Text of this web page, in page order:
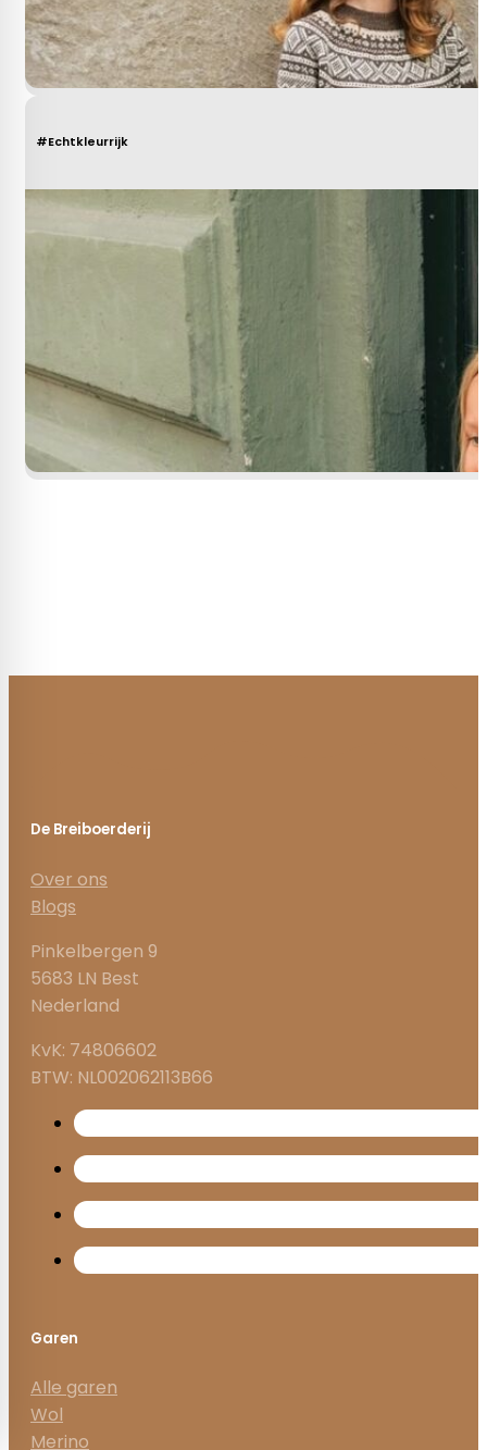
#Echtkleurrijk
De Breiboerderij
Over ons
Blogs
Pinkelbergen 9
5683 LN Best
Nederland
KvK: 74806602
BTW: NL002062113B66
Garen
Alle garen
Wol
Merino